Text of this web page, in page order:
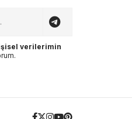
verilerimin